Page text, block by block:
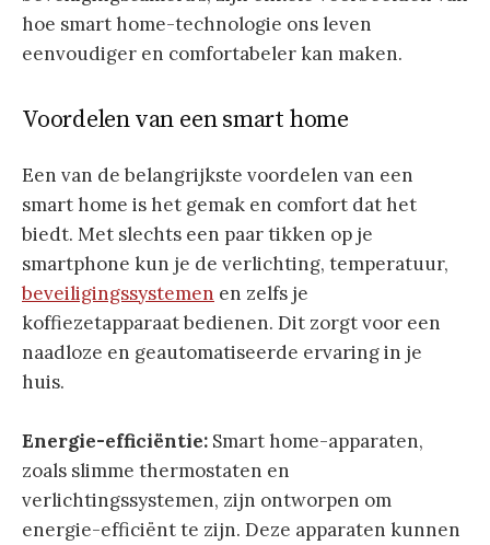
hoe smart home-technologie ons leven
eenvoudiger en comfortabeler kan maken.
Voordelen van een smart home
Een van de belangrijkste voordelen van een
smart home is het gemak en comfort dat het
biedt. Met slechts een paar tikken op je
smartphone kun je de verlichting, temperatuur,
beveiligingssystemen en zelfs je
koffiezetapparaat bedienen. Dit zorgt voor een
naadloze en geautomatiseerde ervaring in je
huis.
Energie-efficiëntie: Smart home-apparaten,
zoals slimme thermostaten en
verlichtingssystemen, zijn ontworpen om
energie-efficiënt te zijn. Deze apparaten kunnen